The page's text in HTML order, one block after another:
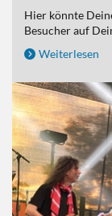
Hier könnte
Besucher auf
Weiterlesen